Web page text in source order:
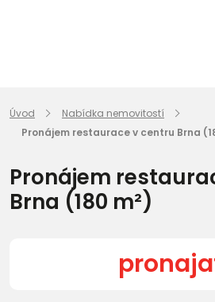
Úvod
Nabídka nemovitostí
Pronájem restaurace v centru Brna
Pronájem
Brna (180 m²)